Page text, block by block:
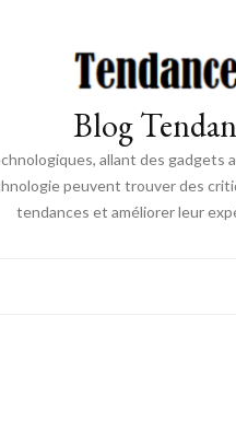
Blog
allant des
peuvent trouver des
tendances et améliorer leur